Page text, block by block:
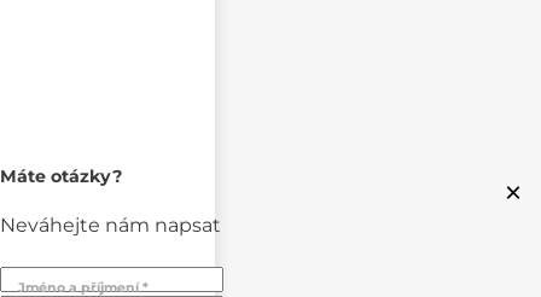
×
Máte otázky?
Neváhejte nám napsat
Jméno a příjmení *